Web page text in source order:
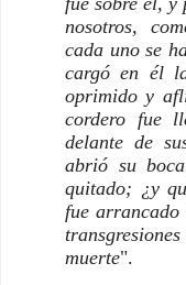
nosotros,
cada uno se
cargó en él
oprimido y
cordero fue
delante de
abrió su
quitado; ¿y
fue
muerte".